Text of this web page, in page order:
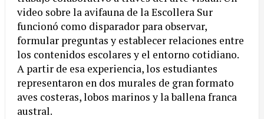
video sobre la avifauna de la Escollera Sur
funcionó como disparador para observar,
formular preguntas y establecer relaciones entre
los contenidos escolares y el entorno cotidiano.
A partir de esa experiencia, los estudiantes
representaron en dos murales de gran formato
aves costeras, lobos marinos y la ballena franca
austral.